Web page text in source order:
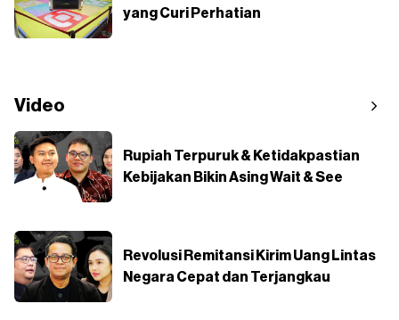
yang Curi Perhatian
Video
Rupiah Terpuruk & Ketidakpastian
Kebijakan Bikin Asing Wait & See
Revolusi Remitansi Kirim Uang Lintas
Negara Cepat dan Terjangkau